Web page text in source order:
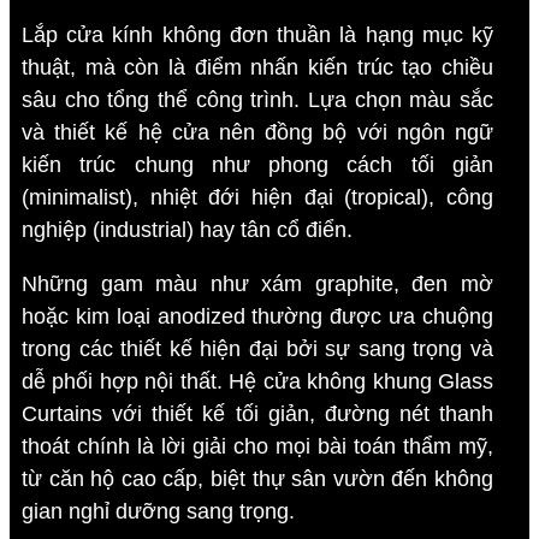
Lắp cửa kính không đơn thuần là hạng mục kỹ
thuật, mà còn là điểm nhấn kiến trúc tạo chiều
sâu cho tổng thể công trình. Lựa chọn màu sắc
và thiết kế hệ cửa nên đồng bộ với ngôn ngữ
kiến trúc chung như phong cách tối giản
(minimalist), nhiệt đới hiện đại (tropical), công
nghiệp (industrial) hay tân cổ điển.
Những gam màu như xám graphite, đen mờ
hoặc kim loại anodized thường được ưa chuộng
trong các thiết kế hiện đại bởi sự sang trọng và
dễ phối hợp nội thất. Hệ cửa không khung Glass
Curtains với thiết kế tối giản, đường nét thanh
thoát chính là lời giải cho mọi bài toán thẩm mỹ,
từ căn hộ cao cấp, biệt thự sân vườn đến không
gian nghỉ dưỡng sang trọng.